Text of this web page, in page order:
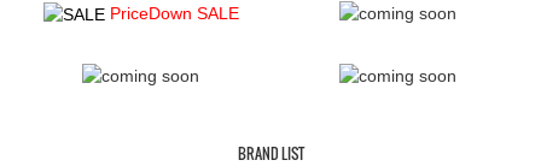
PriceDown SALE
BRAND LIST